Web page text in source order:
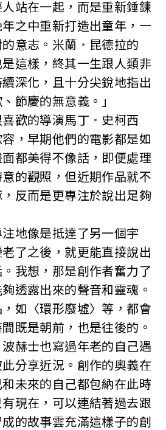
站在一起，而是重新錘鍊
之中重新打造出童年，一
意志。米蘭 ・ 昆德拉的
是這樣，終其一生跟人類非
深化，且十分尖銳地指出
節慶的無意義。」
歡的導演馬丁 ・ 史柯西
容，早期他們的電影都是如
都美得不像話，即便處理
的觀照，但近期作品就不
反而是更專注於說出足夠
像是抵達了另一個宇
了之後，就更能直接說出
我想，那是創作者奮力了
透露出來的聲音和靈魂。
如〈環形廢墟〉等，都會
既是朝前，也是往後的。
赫士也寫過年老的自己遇
分享近況。創作的奧義在
未來的自己都包納在此時
現在，可以連結著過去跟
的故事雲充滿這樣子的創